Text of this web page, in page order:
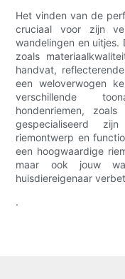
Het vinden van de
cruciaal voor zijn
wandelingen en uitjes.
zoals
handvat,
een weloverwogen
verschillende
hondenriemen,
gespecialiseerd
riemontwerp en
een hoogwaardige
maar ook jouw
huisdiereigenaar
.